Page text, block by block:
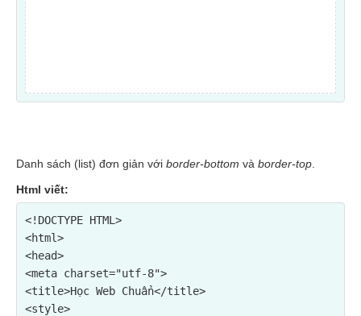
Danh sách (list) đơn giản với border-bottom và border-top
Html viết:
<!DOCTYPE HTML>
<html>
<head>
<meta charset="utf-8">
<title>Học Web Chuẩn</title>
<style>